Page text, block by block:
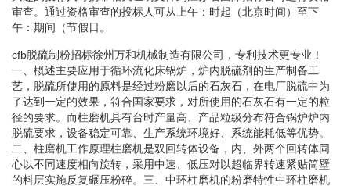
审查。通过资格审查的投标人可从上午：时起（北京时间）至下
午：期间（节假日。
cfb脱硫制粉招标徐州万和机械制造有限公司，专利技术更专业！
一、概述主要应用于循环流化床锅炉，炉内脱硫剂的生产制备工
艺，脱硫所使用的原料是经过粉磨以后的石灰石，在电厂脱硫中为
了达到一定的效果，符合国家要求，对所使用的石灰石有一定的粒
径的要求。而柱磨机具有台时产量高、产品粒级分布符合锅炉炉内
脱硫要求，设备稳定可靠、生产系统环境好、系统能耗低等优势。
二、柱磨机工作原理柱磨机是双回转体设备，内、外两个回转体同
心以不同速度相向旋转，采用中速、低压对以超临界转速紧贴筒壁
的料层实施反复碾压粉碎。三、中环柱磨机的粉磨特性中环柱磨机